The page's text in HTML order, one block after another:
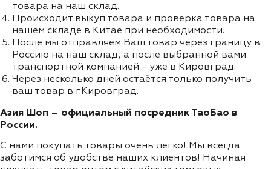
товара на наш склад.
Происходит выкуп товара и проверка товара на
нашем складе в Китае при необходимости.
После мы отправляем Ваш товар через границу в
Россию на наш склад, а после выбранной вами
транспортной компанией - уже в Кировград.
Через несколько дней остаётся только получить
ваш товар в г.Кировград.
Азия Шоп – официальный посредник ТаоБао в
России.
С нами покупать товары очень легко! Мы всегда
заботимся об удобстве наших клиентов! Начиная